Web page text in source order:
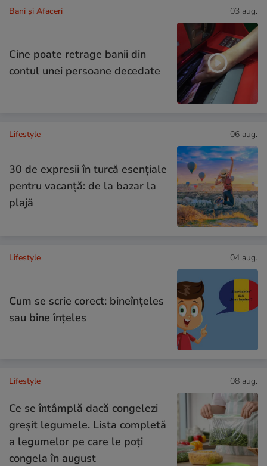
Bani și Afaceri 03 aug.
Cine poate retrage banii din
contul unei persoane decedate
Lifestyle 06 aug.
30 de expresii în turcă esențiale
pentru vacanță: de la bazar la
plajă
Lifestyle 04 aug.
Cum se scrie corect: bineînțeles
sau bine înțeles
Lifestyle 08 aug.
Ce se întâmplă dacă congelezi
greșit legumele. Lista completă
a legumelor pe care le poți
congela în august